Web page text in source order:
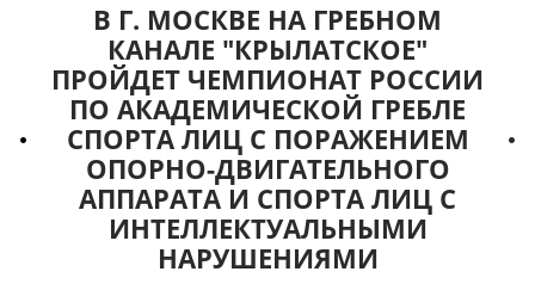
В Г. МОСКВЕ НА ГРЕБНОМ
КАНАЛЕ "КРЫЛАТСКОЕ"
ПРОЙДЕТ ЧЕМПИОНАТ РОССИИ
ПО АКАДЕМИЧЕСКОЙ ГРЕБЛЕ
СПОРТА ЛИЦ С ПОРАЖЕНИЕМ
ОПОРНО-ДВИГАТЕЛЬНОГО
АППАРАТА И СПОРТА ЛИЦ С
ИНТЕЛЛЕКТУАЛЬНЫМИ
НАРУШЕНИЯМИ